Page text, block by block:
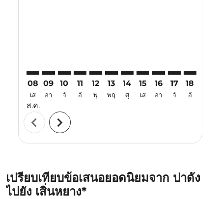
08
เส
ส.ค.
09
อา
10
จั
11
อั
12
พุ
13
พฤ
14
ศุ
15
เส
16
อา
17
จั
18
อั
chevron_left chevron_right
เปรียบเทียบข้อเสนอยอดนิยมจาก ปาดัง
ไปยัง เสิ่นหยาง*